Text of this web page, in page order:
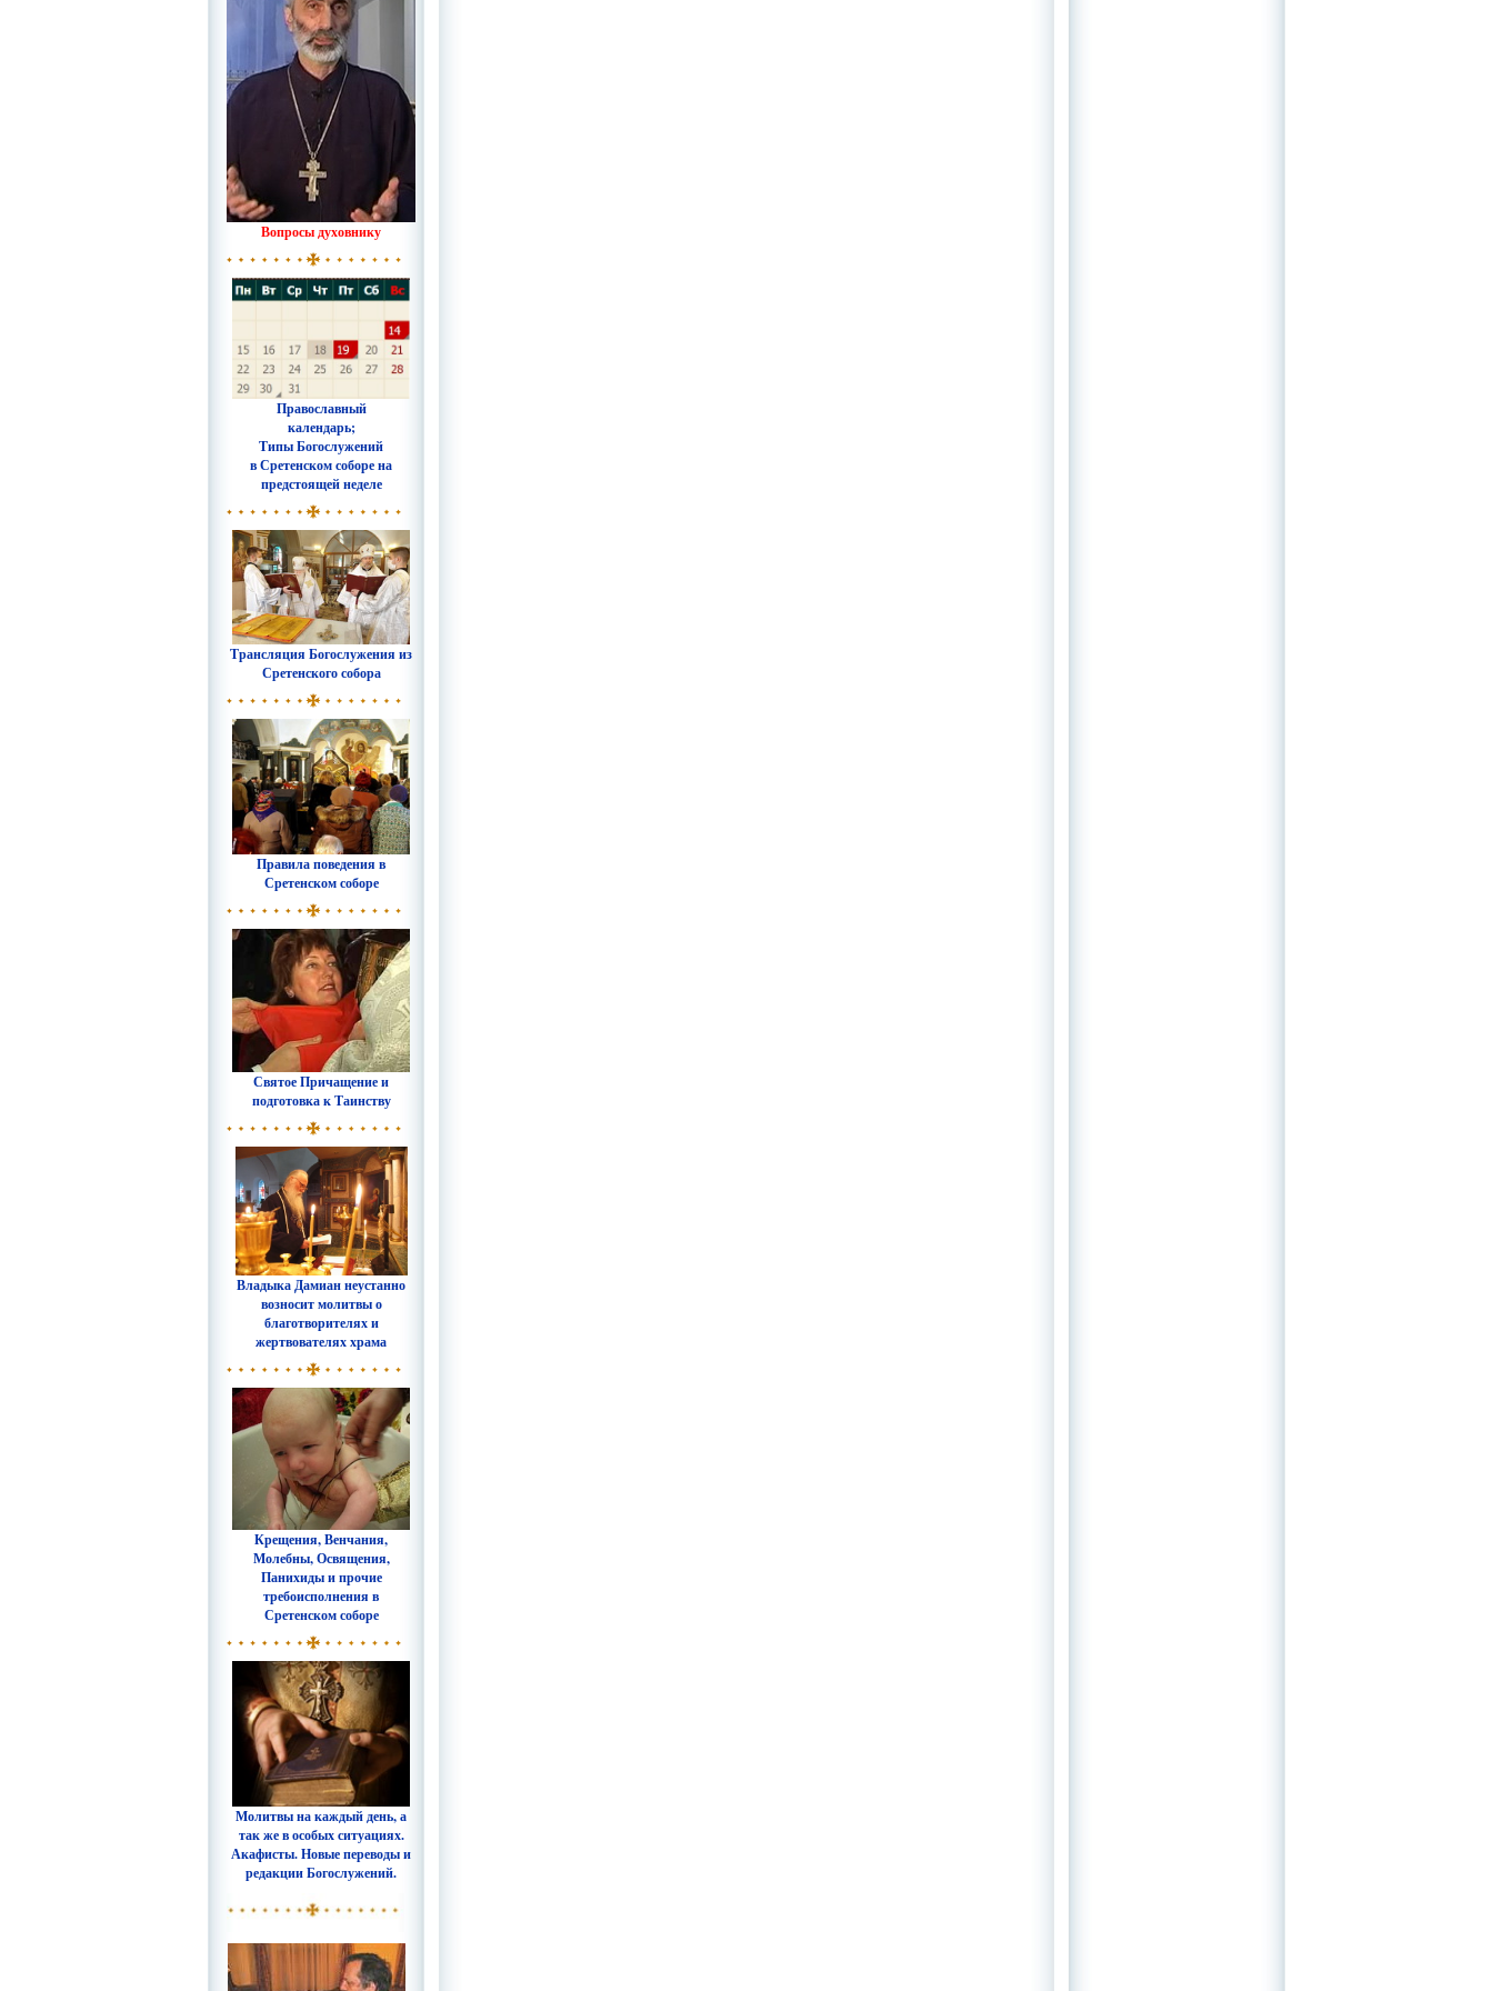
Вопросы духовнику
Православный
календарь;
Типы Богослужений
в Сретенском соборе на
предстоящей неделе
Трансляция Богослужения из
Сретенского собора
Правила поведения в
Сретенском соборе
Святое Причащение и
подготовка к Таинству
Владыка Дамиан неустанно
возносит молитвы о
благотворителях и
жертвователях храма
Крещения, Венчания,
Молебны, Освящения,
Панихиды и прочие
требоисполнения в
Сретенском соборе
Молитвы на каждый день, а
так же в особых ситуациях.
Акафисты. Новые переводы и
редакции Богослужений.